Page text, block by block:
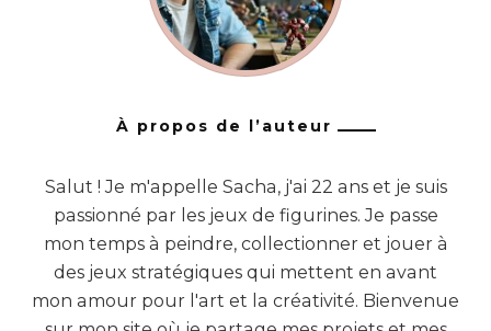
À propos de l’auteur
Salut ! Je m'appelle Sacha, j'ai 22 ans et je suis
passionné par les jeux de figurines. Je passe
mon temps à peindre, collectionner et jouer à
des jeux stratégiques qui mettent en avant
mon amour pour l'art et la créativité. Bienvenue